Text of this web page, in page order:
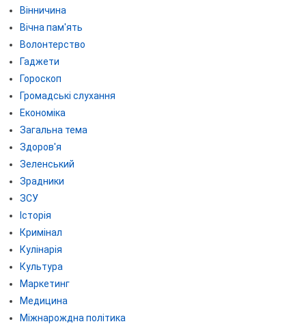
Вінничина
Вічна пам'ять
Волонтерство
Гаджети
Гороскоп
Громадські слухання
Економіка
Загальна тема
Здоров'я
Зеленський
Зрадники
ЗСУ
Історія
Кримінал
Кулінарія
Культура
Маркетинг
Медицина
Міжнарождна політика